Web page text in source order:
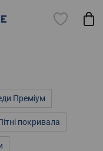
Преміум
покривала